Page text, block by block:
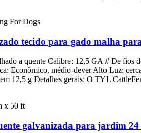
tecido para gado malha
a quente Calibre: 12,5 GA # De
Econômico, médio-dever Alto Luz:
12,5 g Detalhes gerais: O TYL
galvanizada para jardim 24